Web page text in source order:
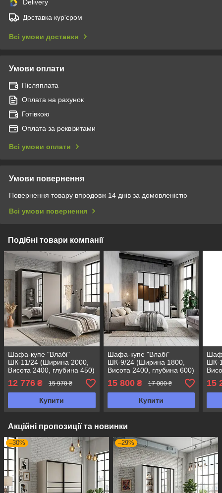
Delivery
Доставка кур'єром
Всі умови доставки
Умови оплати
Післяплата
Оплата на рахунок
Готівкою
Оплата за реквізитами
Всі умови оплати
Умови повернення
Повернення товару впродовж 14 днів за домовленістю
Всі умови повернення
Подібні товари компанії
Шафа-купе "Влабі"
ШК-11/24 (Ширина 2000,
Висота 2400, глубина 450)
12 776 ₴ 15 970 ₴
Купити
Шафа-купе "Влабі"
ШК-9/24 (Ширина 1800,
Висота 2400, глубина 600)
15 800₴ 17 000 ₴
Купити
ШК-
15
Акційні пропозиції та новинки
–30% –29%